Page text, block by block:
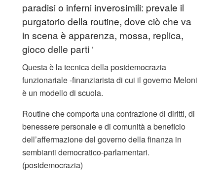
paradisi o inferni inverosimili: prevale il
purgatorio della routine, dove ciò che va
in scena è apparenza, mossa, replica,
gioco delle parti ‘
Questa è la tecnica della postdemocrazia
funzionariale -finanziarista di cui il governo Meloni
è un modello di scuola.
Routine che comporta una contrazione di diritti, di
benessere personale e di comunità a beneficio
dell’affermazione del governo della finanza in
sembianti democratico-parlamentari.
(postdemocrazia)